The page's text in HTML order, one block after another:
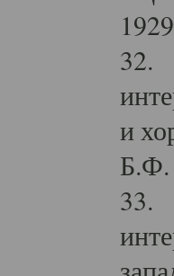
32.
и
Б.Ф.
33.